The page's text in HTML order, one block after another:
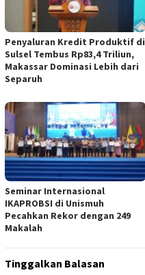
Penyaluran Kredit Produktif di
Sulsel Tembus Rp83,4 Triliun,
Makassar Dominasi Lebih dari
Separuh
Seminar Internasional
IKAPROBSI di Unismuh
Pecahkan Rekor dengan 249
Makalah
Tinggalkan Balasan